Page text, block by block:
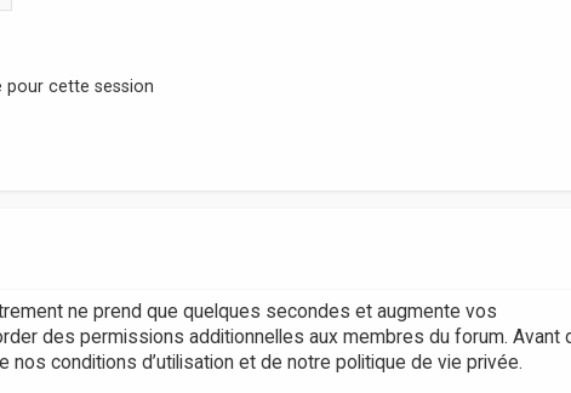
pour cette session
ne prend que quelques secondes et augmente vos
des permissions additionnelles aux membres du forum. Avant
conditions d’utilisation et de notre politique de vie privée.